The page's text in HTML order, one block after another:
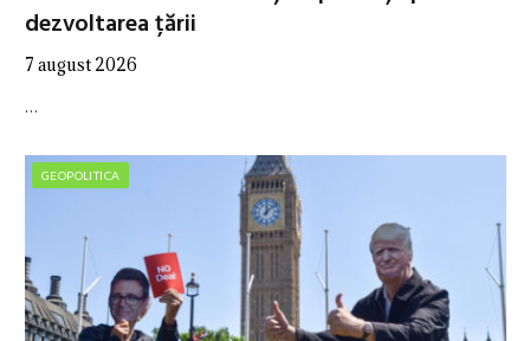
dezvoltarea țării
7 august 2026
…
GEOPOLITICA